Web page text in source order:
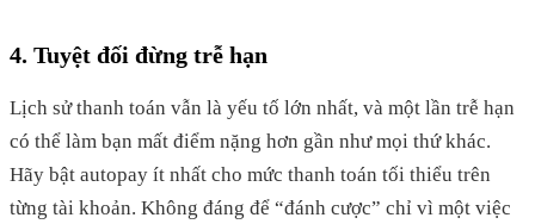
4. Tuyệt đối đừng trễ hạn
Lịch sử thanh toán vẫn là yếu tố lớn nhất, và một lần trễ hạn
có thể làm bạn mất điểm nặng hơn gần như mọi thứ khác.
Hãy bật autopay ít nhất cho mức thanh toán tối thiểu trên
từng tài khoản. Không đáng để “đánh cược” chỉ vì một việc